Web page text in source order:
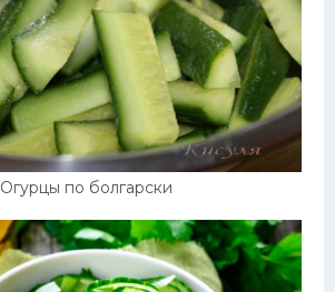
Огурцы по болгарски